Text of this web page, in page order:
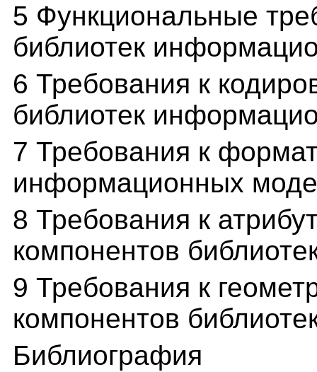
5 Функциональные
библиотек
6 Требования к
библиотек
7 Требования к
информационных
8 Требования к
компонентов
9 Требования к
компонентов
Библиография